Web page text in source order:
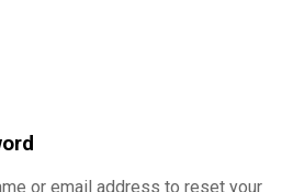
or email address to reset your